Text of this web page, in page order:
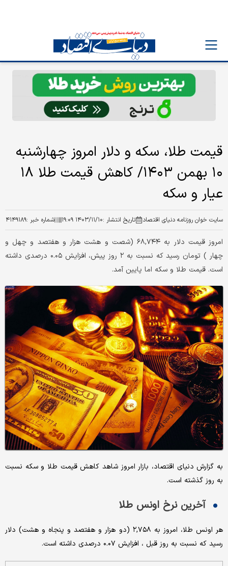
قیمت طلا، سکه و دلار امروز چهارشنبه
۱۰ بهمن ۱۴۰۳/ کاهش قیمت طلا ۱۸
عیار و سکه
سایت خوان روزنامه دنیای اقتصاد تاریخ انتشار :۱۴۰۳/۱۱/۱۰ ۱۹:۰۹ شماره خبر :۴۱۴۹۱۸۹
امروز قیمت دلار به ۶۸,۷۴۴ (شصت و هشت هزار و هفتصد و چهل و
چهار ) تومان رسید که نسبت به ۲ روز پیش، افزایش ۰.۰۵ درصدی داشته
است. قیمت طلا و سکه اما پایین آمد.
به گزارش دنیای اقتصاد، بازار امروز شاهد کاهش قیمت طلا و سکه نسبت
به روز گذشته است.
آخرین نرخ اونس طلا
هر اونس طلا، امروز به ۲,۷۵۸ (دو هزار و هفتصد و پنجاه و هشت) دلار
رسید که نسبت به روز قبل ، افزایش ۰.۰۷ درصدی داشته است.